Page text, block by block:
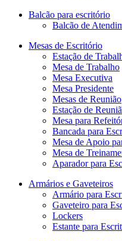
Balcão para escritório
Balcão de
Mesas de Escritório
Estação de
Mesa de Trabalho
Mesa Executiva
Mesa Presidente
Mesas de Reunião
Estação de
Mesa para
Bancada para
Mesa de Apoio
Mesa de
Aparador para
Armários e Gaveteiros
Armário para
Gaveteiro para
Lockers
Estante para